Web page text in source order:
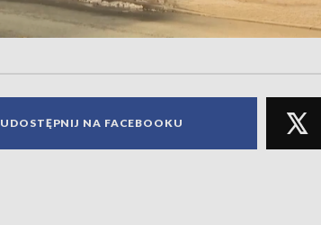
UDOSTĘPNIJ NA FACEBOOKU